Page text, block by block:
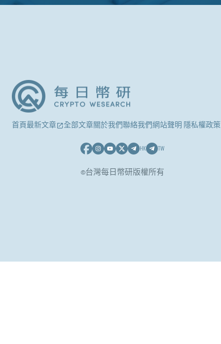
首頁最新文章 全部文章關於我們聯絡我們網站聲明 隱私權政策
HK TW
©台灣每日幣研版權所有